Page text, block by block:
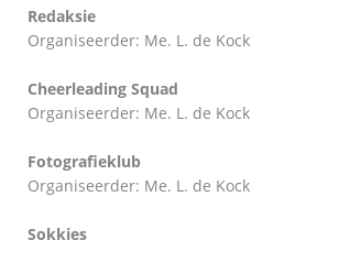
Redaksie
Organiseerder: Me. L. de Kock
Cheerleading Squad
Organiseerder: Me. L. de Kock
Fotografieklub
Organiseerder: Me. L. de Kock
Sokkies